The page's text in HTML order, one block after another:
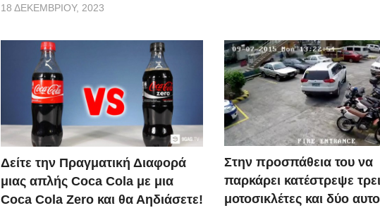
18 ΔΕΚΕΜΒΡΊΟΥ, 2023
Δείτε την Πραγματική Διαφορά
μιας απλής Coca Cola με μια
Coca Cola Zero και θα Αηδιάσετε!
Στην προσπάθεια του να
παρκάρει κατέστρεψε
μοτοσικλέτες και δύο